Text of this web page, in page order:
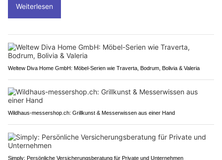
Weiterlesen
Weltew Diva Home GmbH: Möbel-Serien wie Traverta, Bodrum, Bolivia & Valeria
Wildhaus-messershop.ch: Grillkunst & Messerwissen aus einer Hand
Simply: Persönliche Versicherungsberatung für Private und Unternehmen